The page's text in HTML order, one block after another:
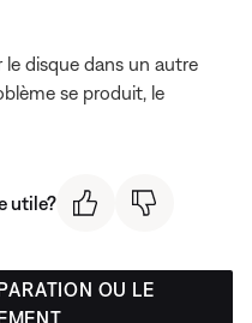
le disque dans un autre
se produit, le
utile?
OU LE